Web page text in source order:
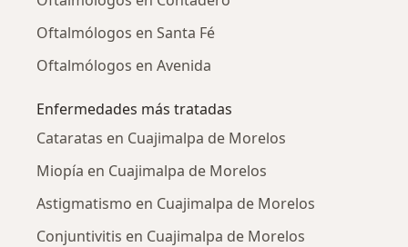
Oftalmólogos en Santa Fé
Oftalmólogos en Avenida
Enfermedades más tratadas
Cataratas en Cuajimalpa de Morelos
Miopía en Cuajimalpa de Morelos
Astigmatismo en Cuajimalpa de Morelos
Conjuntivitis en Cuajimalpa de Morelos